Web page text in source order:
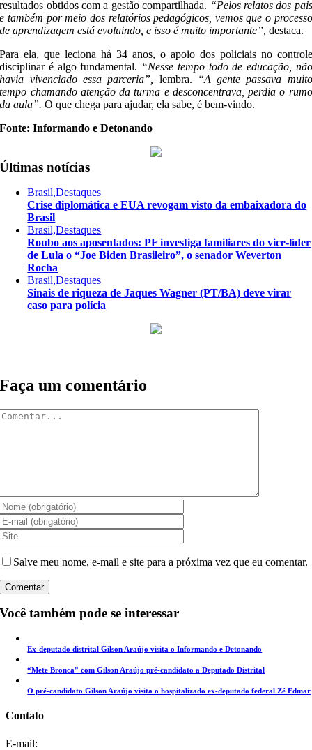
resultados obtidos com a gestão compartilhada. “Pelos relatos dos pais
e também por meio dos relatórios pedagógicos, vemos que o processo
de aprendizagem está evoluindo, e isso é muito importante”, destaca.
Para ela, que leciona há 34 anos, o apoio dos policiais no controle
disciplinar é algo fundamental. “Nesse tempo todo de educação, não
havia vivenciado essa parceria”,
lembra. “A gente passava muito
tempo chamando atenção da turma e desconcentrava, perdia o rumo
da aula”. O que chega para ajudar, ela sabe, é bem-vindo.
Fonte: Informando e Detonando
Últimas notícias
Brasil,Destaques
Crise diplomática e EUA revogam visto da embaixadora do
Brasil
Brasil,Destaques
Roubo aos aposentados: PF investiga familiares do vice-líder
de Lula o “Joe Biden Brasileiro”, o senador Weverton
Rocha
Brasil,Destaques
Sinais de riqueza de Jaques Wagner (PT/BA) deve virar
caso para polícia
Faça um comentário
Salve meu nome, e-mail e site para a próxima vez que eu comentar.
Você também pode se interessar
Ex-deputado distrital Gilson Araújo visita o Informando e Detonando
“Mete Bronca” com Gilson Araújo pré-candidato a Deputado Distrital
O pré-candidato Gilson Araújo visita o hospitalizado ex-deputado federal Zé Edmar
Contato
E-mail: